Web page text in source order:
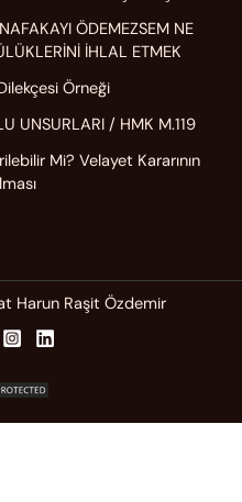
ÖDEMEZSEM NE
İHLAL ETMEK
Örneği
UNSURLARI / HMK M.119
Mi? Velayet Kararının
Harun Raşit Özdemir